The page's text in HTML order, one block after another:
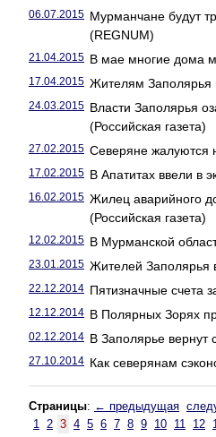
06.07.2015 Мурманчане будут
(REGNUM)
21.04.2015 В мае многие дома
17.04.2015 Жителям Заполярья
24.03.2015 Власти Заполярья
(Российская газета)
27.02.2015 Северяне жалуются
17.02.2015 В Апатитах ввели в
16.02.2015 Жилец аварийного
(Российская газета)
12.02.2015 В Мурманской
23.01.2015 Жителей Заполярья
22.12.2014 Пятизначные счета
12.12.2014 В Полярных Зорях
02.12.2014 В Заполярье вернут
27.10.2014 Как северянам
Страницы: ← предыдущая
1 2 3 4 5 6 7 8 9 10 11 12